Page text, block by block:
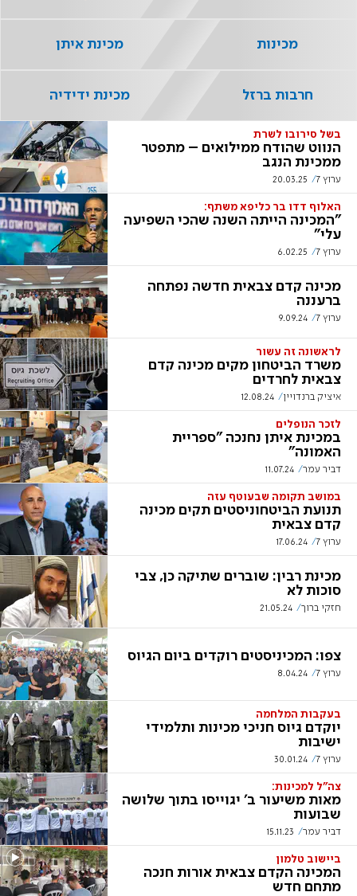
בשל סירובו לשרת
הנווט שהודח ממילואים – מתפטר
ממכינת הנגב
ערוץ 7 20.03.25
האלוף דדו בר כליפא משתף:
"המכינה הייתה השנה שהכי השפיעה
עלי"
ערוץ 7 6.02.25
מכינה קדם צבאית חדשה נפתחה
ברעננה
ערוץ 7 9.09.24
לראשונה זה עשור
משרד הביטחון מקים מכינה קדם
צבאית לחרדים
איציק ברנדויין 12.08.24
לזכר הנופלים
במכינת איתן נחנכה "ספריית
האמונה"
דביר עמר 11.07.24
במושב תקומה שבעוטף עזה
תנועת הביטחוניסטים תקים מכינה
קדם צבאית
ערוץ 7 17.06.24
מכינת רבין: שוברים שתיקה כן, צבי
סוכות לא
חזקי ברוך 21.05.24
צפו: המכיניסטים רוקדים ביום הגיוס
ערוץ 7 8.04.24
בעקבות המלחמה
יוקדם גיוס חניכי מכינות ותלמידי
ישיבות
ערוץ 7 30.01.24
צה"ל למכינות:
מאות משיעור ב' יגוייסו בתוך שלושה
שבועות
דביר עמר 15.11.23
ביישוב טלמון
המכינה הקדם צבאית אורות חנכה
מתחם חדש
מכינות מכינת איתן
חרבות ברזל מכינת ידידיה